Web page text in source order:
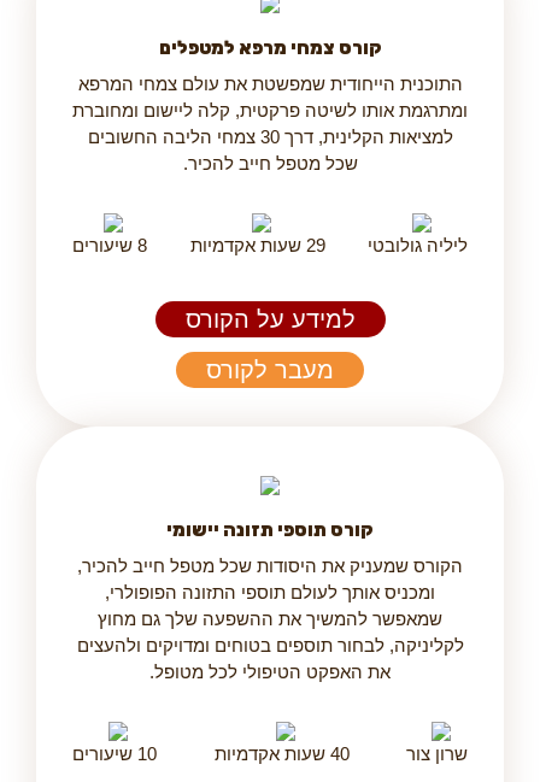
קורס צמחי מרפא למטפלים
התוכנית הייחודית שמפשטת את עולם צמחי המרפא
ומתרגמת אותו לשיטה פרקטית, קלה ליישום ומחוברת
למציאות הקלינית, דרך 30 צמחי הליבה החשובים
שכל מטפל חייב להכיר.
ליליה גולובטי 29 שעות אקדמיות 8 שיעורים
למידע על הקורס
מעבר לקורס
קורס תוספי תזונה יישומי
הקורס שמעניק את היסודות שכל מטפל חייב להכיר,
ומכניס אותך לעולם תוספי התזונה הפופולרי,
שמאפשר להמשיך את ההשפעה שלך גם מחוץ
לקליניקה, לבחור תוספים בטוחים ומדויקים ולהעצים
את האפקט הטיפולי לכל מטופל.
שרון צור 40 שעות אקדמיות 10 שיעורים